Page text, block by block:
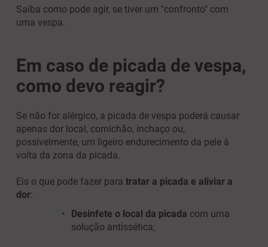
Saiba como pode agir, se tiver um "confronto" com
uma vespa.
Em caso de picada de vespa,
como devo reagir?
Se não for alérgico, a picada de vespa poderá causar
apenas dor local, comichão, inchaço ou,
possivelmente, um ligeiro endurecimento da pele à
volta da zona da picada.
Eis o que pode fazer para tratar a picada e aliviar a
dor:
Desinfete o local da picada com uma
solução antissética;